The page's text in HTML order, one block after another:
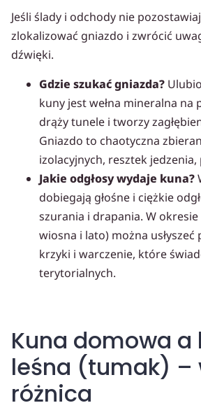
Jeśli ślady i odchody nie
zlokalizować gniazdo i zwrócić
dźwięki.
Gdzie szukać gniazda?
kuny jest wełna mineralna na
drąży tunele i tworzy
Gniazdo to chaotyczna
izolacyjnych, resztek
Jakie odgłosy wydaje kuna?
dobiegają głośne i ciężkie
szurania i drapania. W
wiosna i lato) można
krzyki i warczenie, które
terytorialnych.
Kuna domowa a
leśna (tumak) –
różnica